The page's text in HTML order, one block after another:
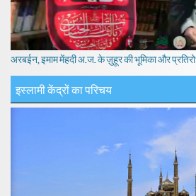
अरबईन, इमाम मेंहदी अ.ज. के ज़ुहूर की भूमिका और
इस्लामी केंद्रों का परिचय